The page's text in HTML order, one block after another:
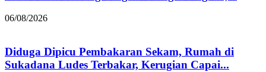
06/08/2026
Diduga Dipicu Pembakaran Sekam, Rumah di
Sukadana Ludes Terbakar, Kerugian Capai...